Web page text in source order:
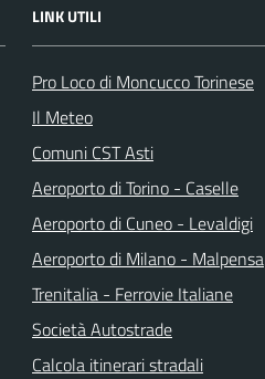
LINK UTILI
Pro Loco di Moncucco Torinese
Il Meteo
Comuni CST Asti
Aeroporto di Torino - Caselle
Aeroporto di Cuneo - Levaldigi
Aeroporto di Milano - Malpensa
Trenitalia - Ferrovie Italiane
Società Autostrade
Calcola itinerari stradali